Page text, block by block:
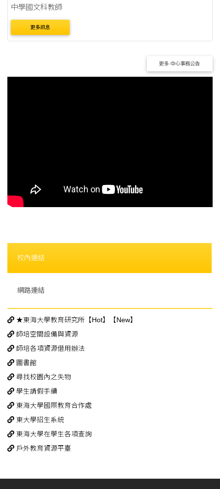
更多訊息
更多 中心事務公告
校內連結
網路連結
★東海大學教育研究所【Hot】【New】
師培空間設備與資源
師培各項資源借用辦法
圖書館
尋找校園內之失物
學生請假手續
東海大學國際教育合作處
東大學招生系統
東海大學在學生各項查詢
戶外教育資源平臺